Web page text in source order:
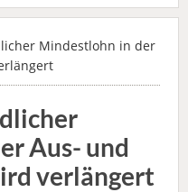
Mindestlohn in der
Aus- und
verlängert